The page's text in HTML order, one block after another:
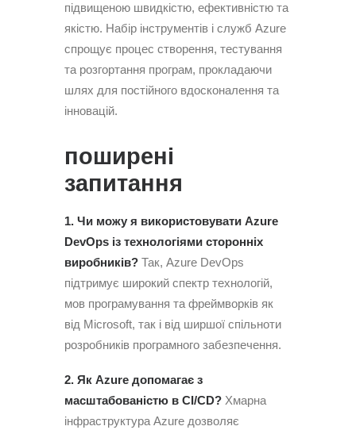
підвищеною швидкістю, ефективністю та
якістю. Набір інструментів і служб Azure
спрощує процес створення, тестування
та розгортання програм, прокладаючи
шлях для постійного вдосконалення та
інновацій.
поширені
запитання
1. Чи можу я використовувати Azure
DevOps із технологіями сторонніх
виробників? Так, Azure DevOps
підтримує широкий спектр технологій,
мов програмування та фреймворків як
від Microsoft, так і від ширшої спільноти
розробників програмного забезпечення.
2. Як Azure допомагає з
масштабованістю в CI/CD? Хмарна
інфраструктура Azure дозволяє